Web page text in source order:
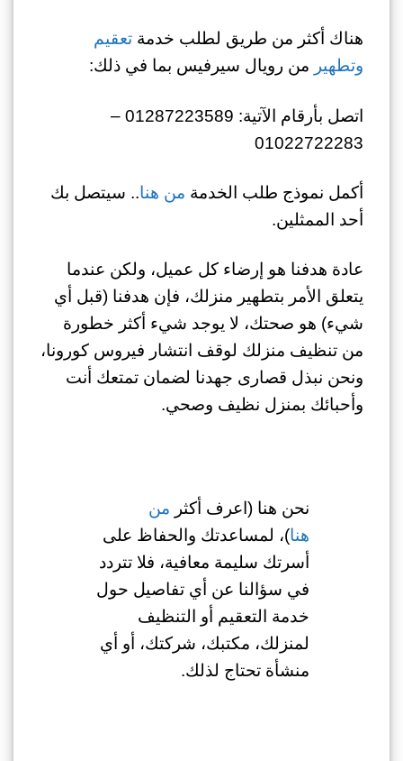
هناك أكثر من طريق لطلب خدمةتعقيم
وتطهير من رويال سيرفيس بما في ذلك:
اتصل بأرقام الآتية: 01287223589 –
01022722283
أكمل نموذج طلب الخدمة من هنا.. سيتصل بك
أحد الممثلين.
عادة هدفنا هو إرضاء كل عميل، ولكن عندما
يتعلق الأمر بتطهير منزلك، فإن هدفنا (قبل أي
شيء) هو صحتك، لا يوجد شيء أكثر خطورة
من تنظيف منزلك لوقف انتشار فيروس كورونا،
ونحن نبذل قصارى جهدنا لضمان تمتعك أنت
وأحبائك بمنزل نظيف وصحي.
نحن هنا (اعرف أكثر من
هنا)، لمساعدتك والحفاظ على
أسرتك سليمة معافية، فلا تتردد
في سؤالنا عن أي تفاصيل حول
خدمة التعقيم أو التنظيف
لمنزلك، مكتبك، شركتك، أو أي
منشأة تحتاج لذلك.